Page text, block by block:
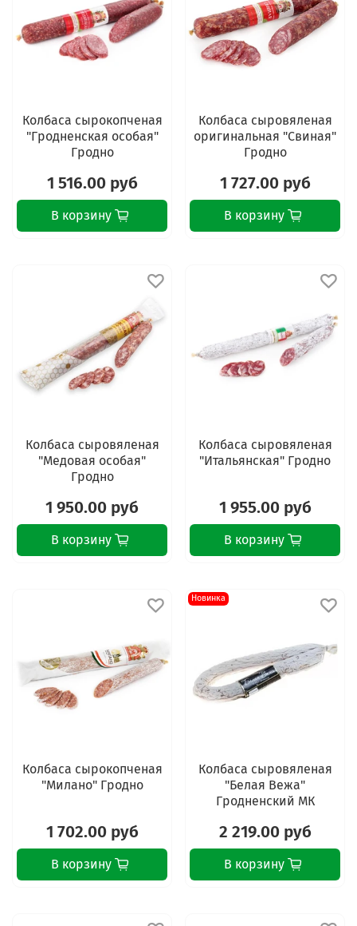
Колбаса сырокопченая
"Гродненская особая"
Гродно
1 516.00 руб
В корзину
Колбаса сыровяленая
оригинальная "Свиная"
Гродно
1 727.00 руб
В корзину
Колбаса сыровяленая
"Медовая особая"
Гродно
1 950.00 руб
В корзину
Колбаса сыровяленая
"Итальянская" Гродно
1 955.00 руб
В корзину
Колбаса сырокопченая
"Милано" Гродно
1 702.00 руб
В корзину
Новинка
Колбаса сыровяленая
"Белая Вежа"
Гродненский МК
2 219.00 руб
В корзину